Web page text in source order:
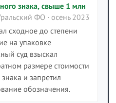
знака, свыше 1 млн
ФО · осень 2023
сходное до степени
на упаковке
суд взыскал
размере стоимости
и запретил
обозначения.